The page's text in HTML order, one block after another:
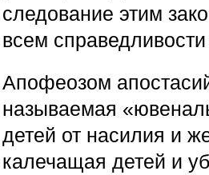
следование этим
всем
Апофеозом
называемая
детей от насилия и
калечащая детей и